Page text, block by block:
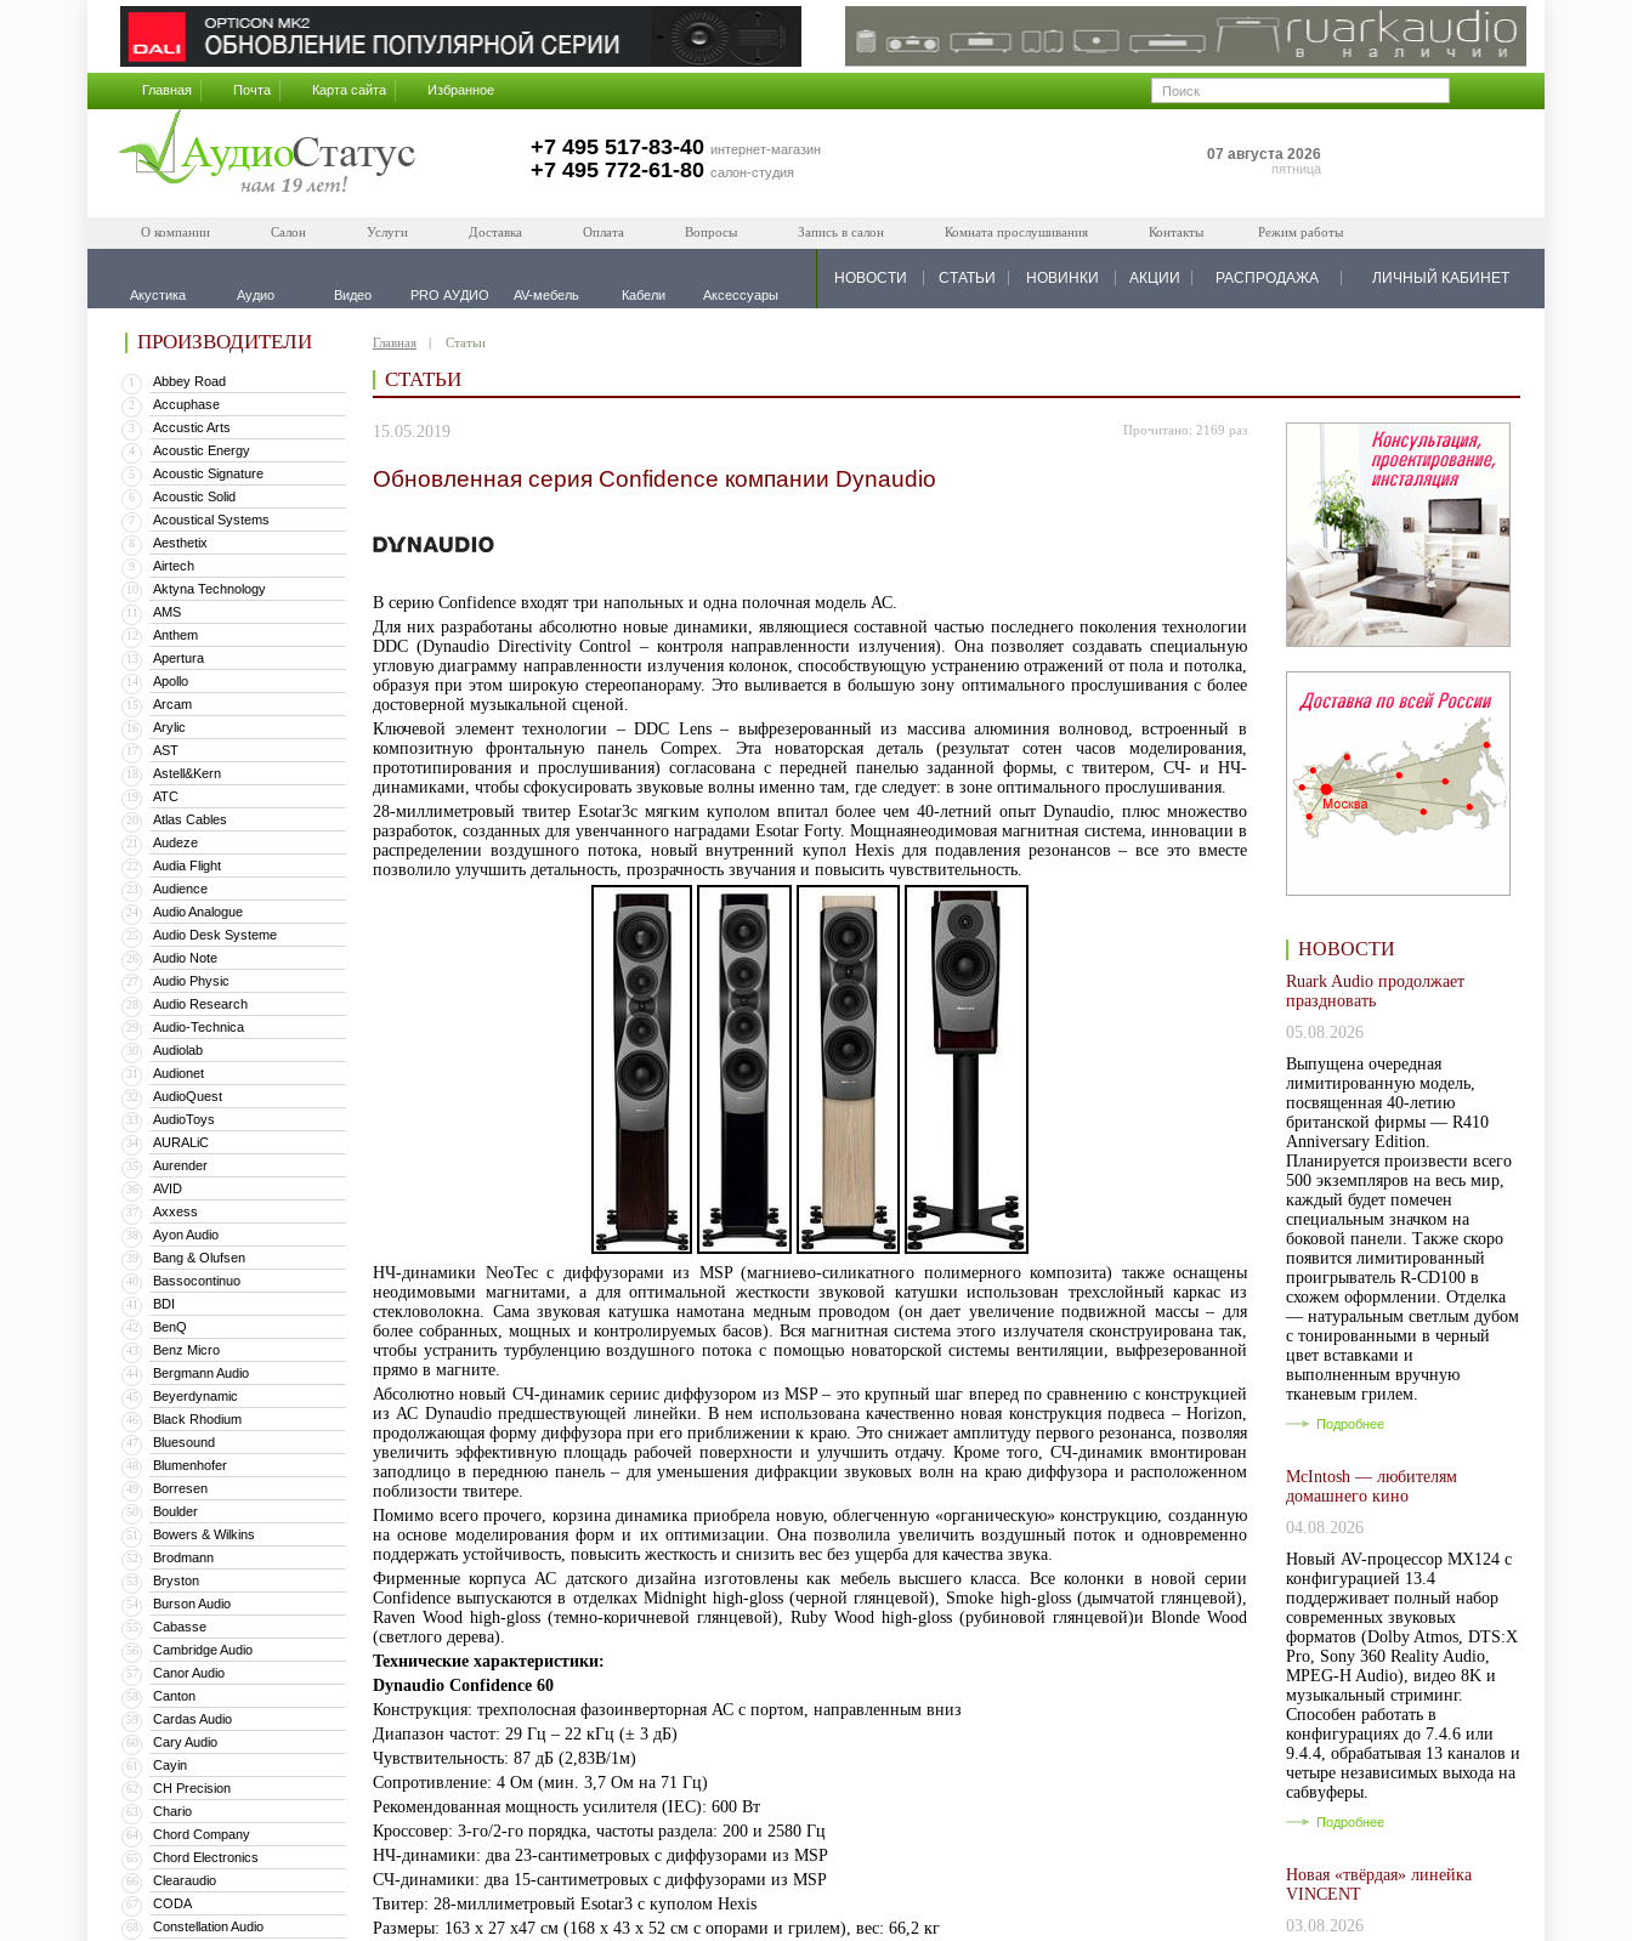
Главная Почта Карта сайта Избранное
+7 495 517-83-40 интернет-магазин
+7 495 772-61-80 салон-студия
07 августа 2026
пятница
О компании Салон Услуги Доставка Оплата Вопросы Запись в салон Комната прослушивания Контакты Режим работы
Акустика Аудио Видео PRO АУДИО AV-мебель Кабели Аксессуары
НОВОСТИ СТАТЬИ НОВИНКИ АКЦИИ РАСПРОДАЖА ЛИЧНЫЙ КАБИНЕТ
ПРОИЗВОДИТЕЛИ
1 Abbey Road
2 Accuphase
3 Accustic Arts
4 Acoustic Energy
5 Acoustic Signature
6 Acoustic Solid
7 Acoustical Systems
8 Aesthetix
9 Airtech
10 Aktyna Technology
11 AMS
12 Anthem
13 Apertura
14 Apollo
15 Arcam
16 Arylic
17 AST
18 Astell&Kern
19 ATC
20 Atlas Cables
21 Audeze
22 Audia Flight
23 Audience
24 Audio Analogue
25 Audio Desk Systeme
26 Audio Note
27 Audio Physic
28 Audio Research
29 Audio-Technica
30 Audiolab
31 Audionet
32 AudioQuest
33 AudioToys
34 AURALiC
35 Aurender
36 AVID
37 Axxess
38 Ayon Audio
39 Bang & Olufsen
40 Bassocontinuo
41 BDI
42 BenQ
43 Benz Micro
44 Bergmann Audio
45 Beyerdynamic
46 Black Rhodium
47 Bluesound
48 Blumenhofer
49 Borresen
50 Boulder
51 Bowers & Wilkins
52 Brodmann
53 Bryston
54 Burson Audio
55 Cabasse
56 Cambridge Audio
57 Canor Audio
58 Canton
59 Cardas Audio
60 Cary Audio
61 Cayin
62 CH Precision
63 Chario
64 Chord Company
65 Chord Electronics
66 Clearaudio
67 CODA
68 Constellation Audio
Главная Статьи
СТАТЬИ
15.05.2019 Прочитано: 2169 раз
Обновленная серия Confidence компании Dynaudio
В серию Confidence входят три напольных и одна полочная модель АС.
Для них разработаны абсолютно новые динамики, являющиеся составной частью последнего поколения технологии
DDC (Dynaudio Directivity Control – контроля направленности излучения). Она позволяет создавать специальную
угловую диаграмму направленности излучения колонок, способствующую устранению отражений от пола и потолка,
образуя при этом широкую стереопанораму. Это выливается в большую зону оптимального прослушивания с более
достоверной музыкальной сценой.
Ключевой элемент технологии – DDC Lens – выфрезерованный из массива алюминия волновод, встроенный в
композитную фронтальную панель Compex. Эта новаторская деталь (результат сотен часов моделирования,
прототипирования и прослушивания) согласована с передней панелью заданной формы, с твитером, СЧ- и НЧ-
динамиками, чтобы сфокусировать звуковые волны именно там, где следует: в зоне оптимального прослушивания.
28-миллиметровый твитер Esotar3с мягким куполом впитал более чем 40-летний опыт Dynaudio, плюс множество
разработок, созданных для увенчанного наградами Esotar Forty. Мощнаянеодимовая магнитная система, инновации в
распределении воздушного потока, новый внутренний купол Hexis для подавления резонансов – все это вместе
позволило улучшить детальность, прозрачность звучания и повысить чувствительность.
НЧ-динамики NeoTec с диффузорами из MSP (магниево-силикатного полимерного композита) также оснащены
неодимовыми магнитами, а для оптимальной жесткости звуковой катушки использован трехслойный каркас из
стекловолокна. Сама звуковая катушка намотана медным проводом (он дает увеличение подвижной массы – для
более собранных, мощных и контролируемых басов). Вся магнитная система этого излучателя сконструирована так,
чтобы устранить турбуленцию воздушного потока с помощью новаторской системы вентиляции, выфрезерованной
прямо в магните.
Абсолютно новый СЧ-динамик сериис диффузором из MSP – это крупный шаг вперед по сравнению с конструкцией
из АС Dynaudio предшествующей линейки. В нем использована качественно новая конструкция подвеса – Horizon,
продолжающая форму диффузора при его приближении к краю. Это снижает амплитуду первого резонанса, позволяя
увеличить эффективную площадь рабочей поверхности и улучшить отдачу. Кроме того, СЧ-динамик вмонтирован
заподлицо в переднюю панель – для уменьшения дифракции звуковых волн на краю диффузора и расположенном
поблизости твитере.
Помимо всего прочего, корзина динамика приобрела новую, облегченную «органическую» конструкцию, созданную
на основе моделирования форм и их оптимизации. Она позволила увеличить воздушный поток и одновременно
поддержать устойчивость, повысить жесткость и снизить вес без ущерба для качества звука.
Фирменные корпуса АС датского дизайна изготовлены как мебель высшего класса. Все колонки в новой серии
Confidence выпускаются в отделках Midnight high-gloss (черной глянцевой), Smoke high-gloss (дымчатой глянцевой),
Raven Wood high-gloss (темно-коричневой глянцевой), Ruby Wood high-gloss (рубиновой глянцевой)и Blonde Wood
(светлого дерева).
Технические характеристики:
Dynaudio Confidence 60
Конструкция: трехполосная фазоинверторная АС с портом, направленным вниз
Диапазон частот: 29 Гц – 22 кГц (± 3 дБ)
Чувствительность: 87 дБ (2,83В/1м)
Сопротивление: 4 Ом (мин. 3,7 Ом на 71 Гц)
Рекомендованная мощность усилителя (IEC): 600 Вт
Кроссовер: 3-го/2-го порядка, частоты раздела: 200 и 2580 Гц
НЧ-динамики: два 23-сантиметровых с диффузорами из MSP
СЧ-динамики: два 15-сантиметровых с диффузорами из MSP
Твитер: 28-миллиметровый Esotar3 с куполом Hexis
Размеры: 163 x 27 x47 см (168 x 43 x 52 см с опорами и грилем), вес: 66,2 кг
НОВОСТИ
Ruark Audio продолжает
праздновать
05.08.2026
Выпущена очередная
лимитированную модель,
посвященная 40-летию
британской фирмы — R410
Anniversary Edition.
Планируется произвести всего
500 экземпляров на весь мир,
каждый будет помечен
специальным значком на
боковой панели. Также скоро
появится лимитированный
проигрыватель R-CD100 в
схожем оформлении. Отделка
— натуральным светлым дубом
с тонированными в черный
цвет вставками и
выполненным вручную
тканевым грилем.
Подробнее
McIntosh — любителям
домашнего кино
04.08.2026
Новый AV-процессор MX124 с
конфигурацией 13.4
поддерживает полный набор
современных звуковых
форматов (Dolby Atmos, DTS:X
Pro, Sony 360 Reality Audio,
MPEG-H Audio), видео 8K и
музыкальный стриминг.
Способен работать в
конфигурациях до 7.4.6 или
9.4.4, обрабатывая 13 каналов и
четыре независимых выхода на
сабвуферы.
Подробнее
Новая «твёрдая» линейка
VINCENT
03.08.2026